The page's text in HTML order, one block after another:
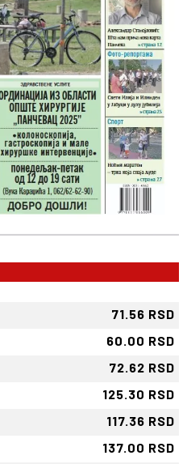
71.56 RSD
60.00 RSD
72.62 RSD
125.30 RSD
117.36 RSD
137.00 RSD